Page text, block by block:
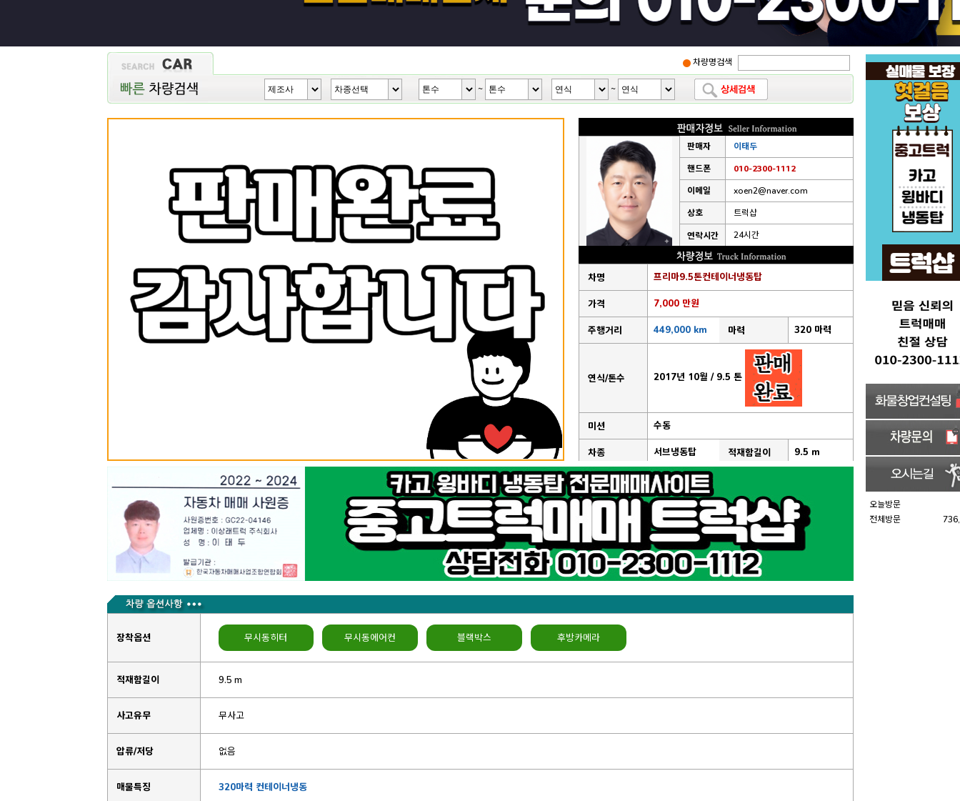
차량명검색
~ ~
오늘방문
전체방문
판매자 이태두
핸드폰 010-2300-1112
이메일 xoen2@naver.com
상호 트럭샵
연락시간 24시간
차명 프리마9.5톤컨테이너냉동탑
가격 7,000 만원
주행거리 449,000 km 마력 320 마력
연식/톤수 2017년 10월 / 9.5 톤
미션 수동
차종 서브냉동탑 적재함길이 9.5 m
성능점검기
록부
장착옵션 무시동히터 무시동에어컨 블랙박스 후방카메라
적재함길이 9.5 m
사고유무 무사고
압류/저당 없음
매물특징 320마력 컨테이너냉동